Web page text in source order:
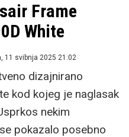
i mogućnosti, ugrađena
po pitanju hlađenja,
sa priključcima sa stražnje
vertikalne ugradnje grafičke
USB-C priključak i dva USB 3.0
Frame
White
11 svibnja 2025 21:02
dizajnirano
kod kojeg je naglasak
nekim
pokazalo posebno